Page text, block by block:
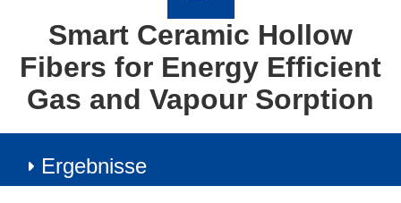
Smart Ceramic Hollow
Fibers for Energy Efficient
Gas and Vapour Sorption
Ergebnisse